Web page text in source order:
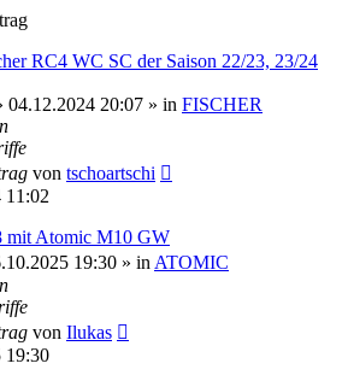
RC4 WC SC der Saison 22/23, 23/24
04.12.2024 20:07 » in FISCHER
von tschoartschi
11:02
mit Atomic M10 GW
19:30 » in ATOMIC
von Ilukas
19:30